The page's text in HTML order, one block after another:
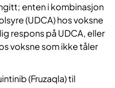
enten i kombinasjon
(UDCA) hos voksne
respons på UDCA, eller
voksne som ikke tåler
(Fruzaqla) til